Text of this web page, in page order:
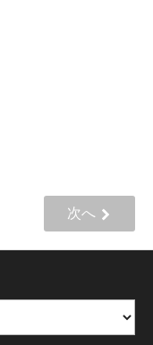
次へ